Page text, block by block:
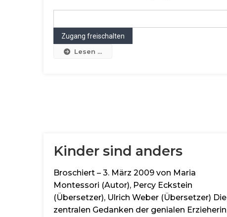
Lesen ...
Kinder sind anders
Broschiert – 3. März 2009 von Maria
Montessori (Autor), Percy Eckstein
(Übersetzer), Ulrich Weber (Übersetzer) Die
zentralen Gedanken der genialen Erzieherin